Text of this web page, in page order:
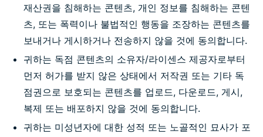
재산권을 침해하는 콘텐츠, 개인 정보를 침해하는 콘텐
츠, 또는 폭력이나 불법적인 행동을 조장하는 콘텐츠를
보내거나 게시하거나 전송하지 않을 것에 동의합니다.
귀하는 독점 콘텐츠의 소유자/라이센스 제공자로부터
먼저 허가를 받지 않은 상태에서 저작권 또는 기타 독
점권으로 보호되는 콘텐츠를 업로드, 다운로드, 게시,
복제 또는 배포하지 않을 것에 동의합니다.
귀하는 미성년자에 대한 성적 또는 노골적인 묘사가 포